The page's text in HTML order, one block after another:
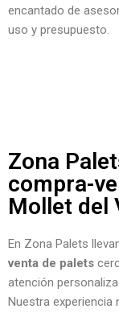
encantado de
uso y presupuesto.
Zona
compra-
Mollet del
En Zona Palets
venta de palets
atención
Nuestra